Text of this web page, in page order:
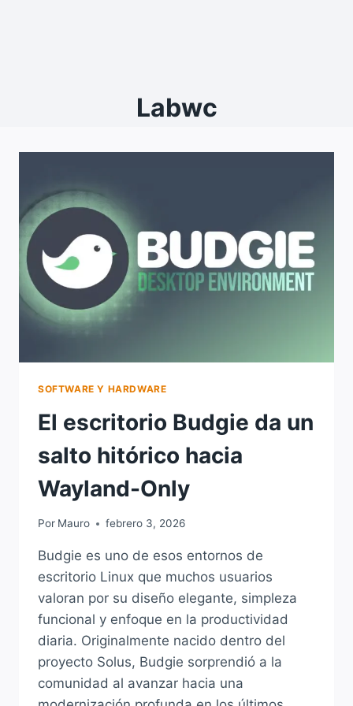
Labwc
SOFTWARE Y HARDWARE
El escritorio Budgie da un
salto hitórico hacia
Wayland-Only
Por Mauro febrero 3, 2026
Budgie es uno de esos entornos de
escritorio Linux que muchos usuarios
valoran por su diseño elegante, simpleza
funcional y enfoque en la productividad
diaria. Originalmente nacido dentro del
proyecto Solus, Budgie sorprendió a la
comunidad al avanzar hacia una